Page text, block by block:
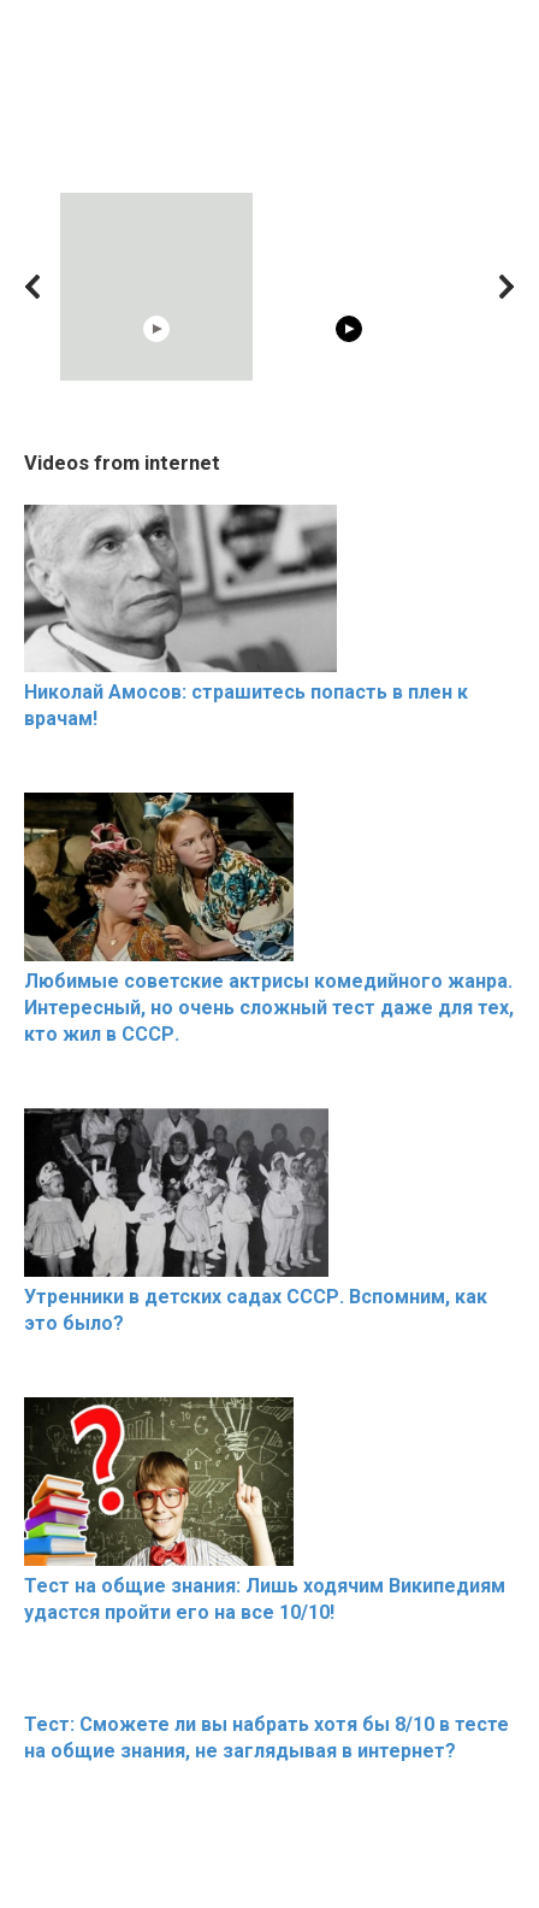
Cosy January Vlog
Beautiful Moments from
Videos from internet
Николай Амосов: страшитесь попасть в плен к
врачам!
Любимые советские актрисы комедийного жанра.
Интересный, но очень сложный тест даже для тех,
кто жил в СССР.
Утренники в детских садах СССР. Вспомним, как
это было?
Тест на общие знания: Лишь ходячим Википедиям
удастся пройти его на все 10/10!
Тест: Сможете ли вы набрать хотя бы 8/10 в тесте
на общие знания, не заглядывая в интернет?